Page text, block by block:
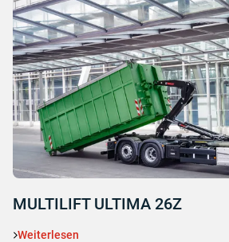
MULTILIFT ULTIMA 26Z
Weiterlesen